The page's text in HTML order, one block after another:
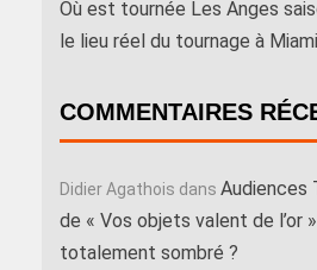
Où est tournée Les Anges
le lieu réel du tournage à Miami
COMMENTAIRES
Didier Agathois dans Audiences
de « Vos objets valent de l’or
totalement sombré ?